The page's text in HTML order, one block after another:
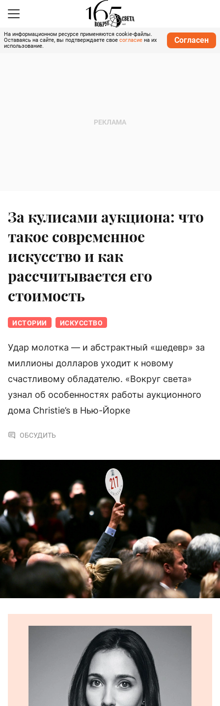
На информационном ресурсе применяются cookie-файлы.
Оставаясь на сайте, вы подтверждаете свое согласие на их
использование.
Согласен
За кулисами аукциона: что
такое современное
искусство и как
рассчитывается его
стоимость
ИСТОРИИ ИСКУССТВО
Удар молотка — и абстрактный «шедевр» за
миллионы долларов уходит к новому
счастливому обладателю. «Вокруг света»
узнал об особенностях работы аукционного
дома Christie’s в Нью-Йорке
ОБСУДИТЬ